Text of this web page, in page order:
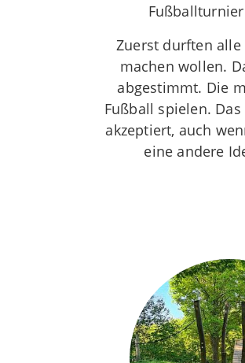
Zuerst durften alle
machen wollen.
abgestimmt. Die
Fußball spielen.
akzeptiert, auch
eine andere